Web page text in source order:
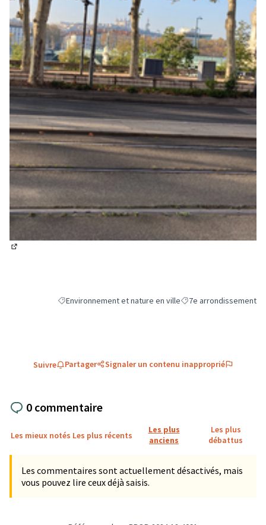
Filtrer les résultats de la catégorie : Environnement et
Environnement et nature en villeFiltrer les résultats
7e arrondissement
Suivre Partager Signaler un contenu inapproprié
0 commentaire
Les mieux notés Les plus récents
Les plus
anciens
Les plus
débattus
Les commentaires sont actuellement désactivés, mais
vous pouvez lire ceux déjà saisis.